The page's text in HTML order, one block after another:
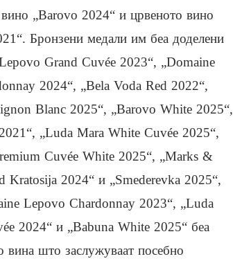
„Barovo 2024“ и црвеното вино
Бронзени медали им беа доделени
Grand Cuvée 2023“, „Domaine
2024“, „Bela Voda Red 2022“,
Blanc 2025“, „Barovo White 2025“,
„Luda Mara White Cuvée 2025“,
Cuvée White 2025“, „Marks &
Kratosija 2024“ и „Smederevka 2025“,
Lepovo Chardonnay 2023“, „Luda
2024“ и „Babuna White 2025“ беа
вина што заслужуваат посебно